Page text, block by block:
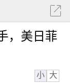
，美日菲
小 大